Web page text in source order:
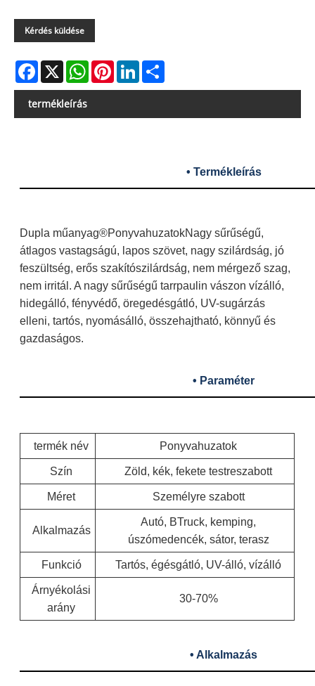
Kérdés küldése
Facebook
X WhatsAppPinterestLinkedIn
termékleírás
• Termékleírás
Dupla műanyag®PonyvahuzatokNagy sűrűségű,
átlagos vastagságú, lapos szövet, nagy szilárdság, jó
feszültség, erős szakítószilárdság, nem mérgező szag,
nem irritál. A nagy sűrűségű tarrpaulin vászon vízálló,
hidegálló, fényvédő, öregedésgátló, UV-sugárzás
elleni, tartós, nyomásálló, összehajtható, könnyű és
gazdaságos.
• Paraméter
termék név Ponyvahuzatok
Szín Zöld, kék, fekete testreszabott
Méret Személyre szabott
Alkalmazás
Autó, BTruck, kemping,
úszómedencék, sátor, terasz
Funkció Tartós, égésgátló, UV-álló, vízálló
Árnyékolási
arány
30-70%
• Alkalmazás